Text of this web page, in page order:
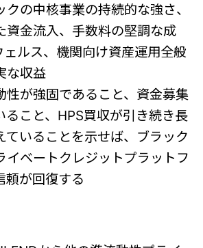
クの中核事業の持続的な強さ、
資金流入、手数料の堅調な成
ェルス、機関向け資産運用全般
な収益
性が強固であること、資金募集
ること、HPS買収が引き続き長
ていることを示せば、ブラック
イベートクレジットプラットフ
頼が回復する